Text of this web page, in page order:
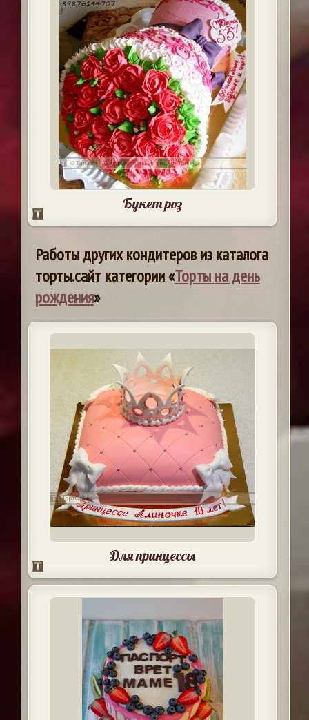
Букет роз
Работы других кондитеров из каталога
торты.сайт категории «Торты на день
рождения»
Для принцессы